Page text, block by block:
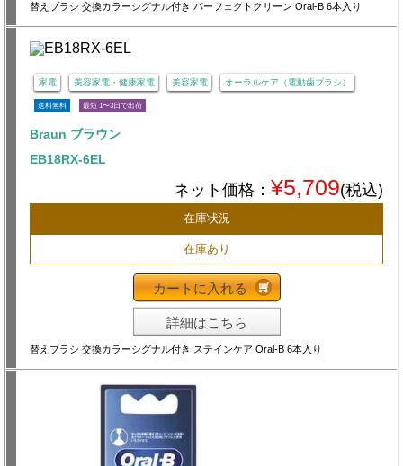
替えブラシ 交換カラーシグナル付き パーフェクトクリーン Oral-B 6本入り
家電 美容家電・健康家電 美容家電 オーラルケア（電動歯ブラシ）
送料無料 最短 1〜3日で出荷
Braun ブラウン
EB18RX-6EL
ネット価格： ¥5,709(税込)
在庫状況
在庫あり
カートに入れる
詳細はこちら
替えブラシ 交換カラーシグナル付き ステインケア Oral-B 6本入り